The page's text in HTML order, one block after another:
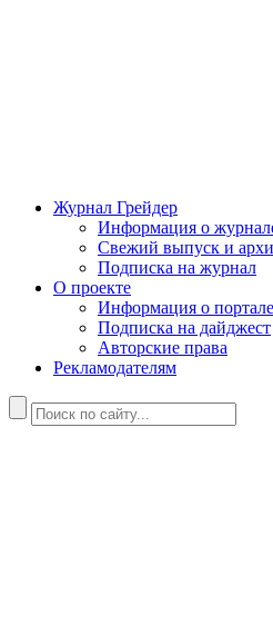
Журнал Грейдер
Информация о
Свежий выпуск и
Подписка на журнал
О проекте
Информация о портале
Подписка на дайджест
Авторские права
Рекламодателям